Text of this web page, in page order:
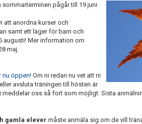
sommarterminen pågår till 19 juni
att anordna kurser och
samt ett läger för barn och
augusti! Mer information om
maj.
nu öppen! Om ni redan nu vet att ni
avsluta träningen till hösten är
meddelar oss så fort som möjligt. Sista
gamla elever måste anmäla sig om de vill